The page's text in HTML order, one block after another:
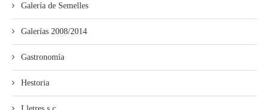
Galería de Semelles
Galerías 2008/2014
Gastronomía
Hestoria